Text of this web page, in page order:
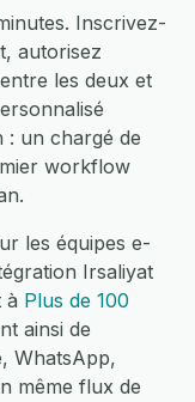
Inscrivez-
autorisez
les deux et
: un chargé de
workflow
les équipes e-
Irsaliyat
à Plus de 100
ainsi de
WhatsApp,
même flux de